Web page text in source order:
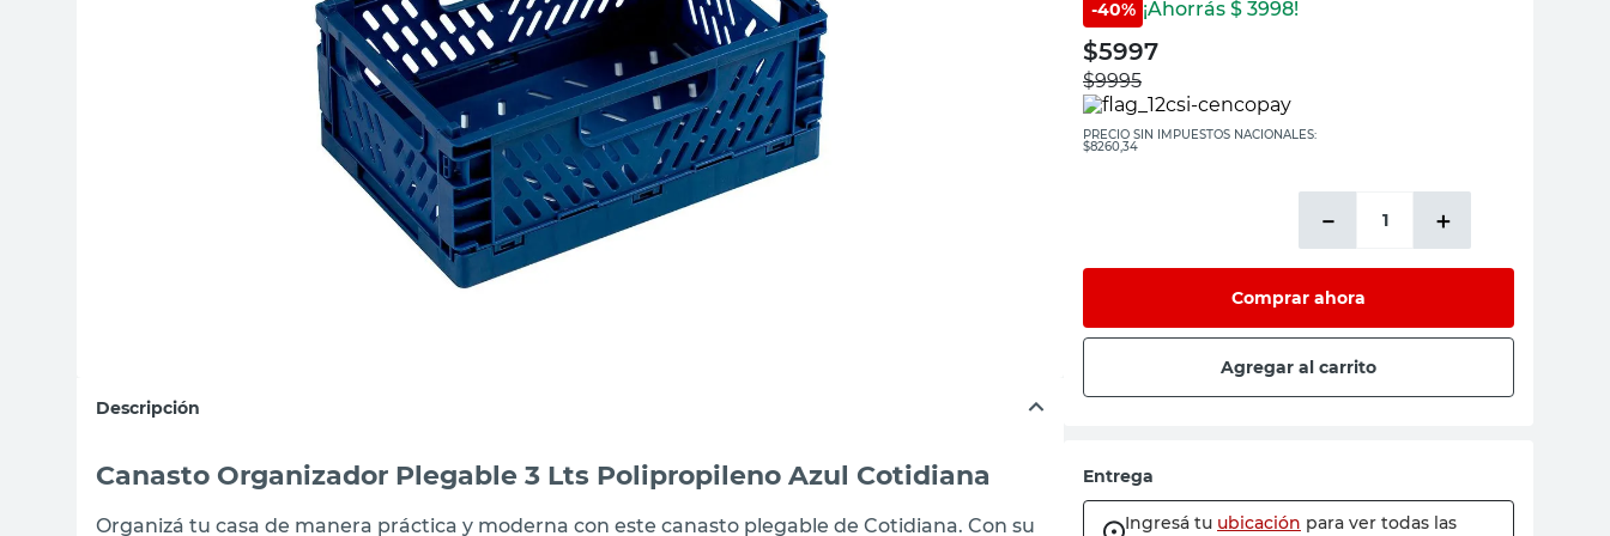
Descripción
Canasto Organizador Plegable 3 Lts Polipropileno Azul Cotidiana
Organizá tu casa de manera práctica y moderna con este canasto plegable de Cotidiana. Con su
-40% ¡Ahorrás $ 3998!
$5997
$9995
PRECIO SIN IMPUESTOS NACIONALES:
$8260,34
＋
－
Comprar ahora
Agregar al carrito
Entrega
Ingresá tu ubicación para ver todas las